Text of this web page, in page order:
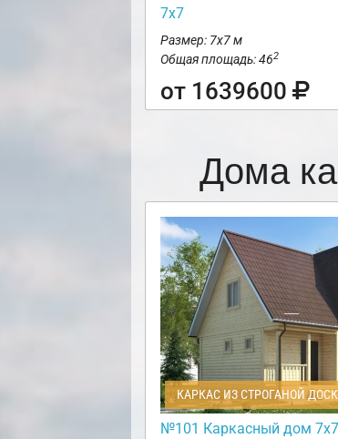
7х7
Размер: 7х7 м
Общая площадь: 462
от 1639600
Дома
КАРКАС ИЗ СТРОГАНОЙ
№101 Каркасный дом